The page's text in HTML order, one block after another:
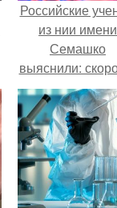
Российские
из нии имени
Семашко
выяснили:
старения
зависит от
состояния
и работы